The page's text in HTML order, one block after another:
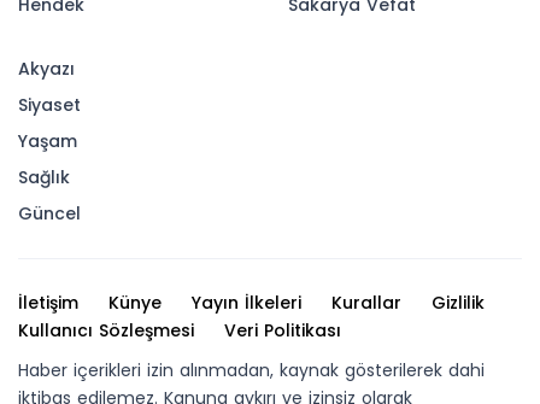
Hendek
Sakarya Vefat
Akyazı
Siyaset
Yaşam
Sağlık
Güncel
İletişim Künye Yayın İlkeleri Kurallar
Gizlilik
Kullanıcı Sözleşmesi
Veri Politikası
Haber içerikleri izin alınmadan, kaynak gösterilerek dahi
iktibas edilemez. Kanuna aykırı ve izinsiz olarak